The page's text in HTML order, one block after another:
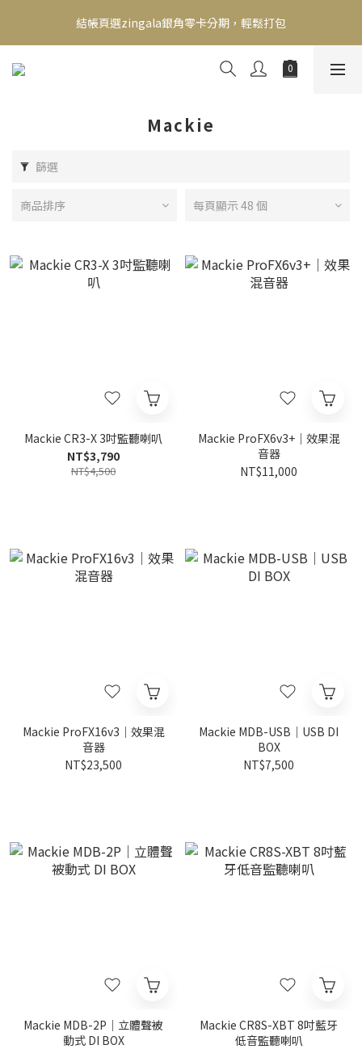
新會員送500！滿額最高回饋2000，刷卡最高12期零利率，馬上了
解👉
結帳頁選zingala銀角零卡分期，輕鬆打包
新會員送500！滿額最高回饋2000，刷卡最高12期零利率，馬上了
Mackie
篩選
商品排序 每頁顯示 48 個
Mackie CR3-X 3吋監聽喇叭
NT$3,790
NT$4,500
Mackie ProFX6v3+｜效果混
音器
NT$11,000
Mackie ProFX16v3｜效果混
音器
NT$23,500
Mackie MDB-USB｜USB DI
BOX
NT$7,500
Mackie MDB-2P｜立體聲被
動式 DI BOX
Mackie CR8S-XBT 8吋藍牙
低音監聽喇叭